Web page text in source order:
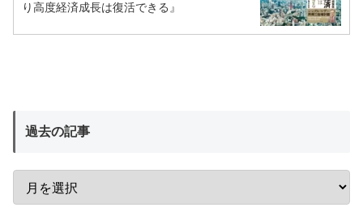
り高度経済成長は復活できる』
過去の記事